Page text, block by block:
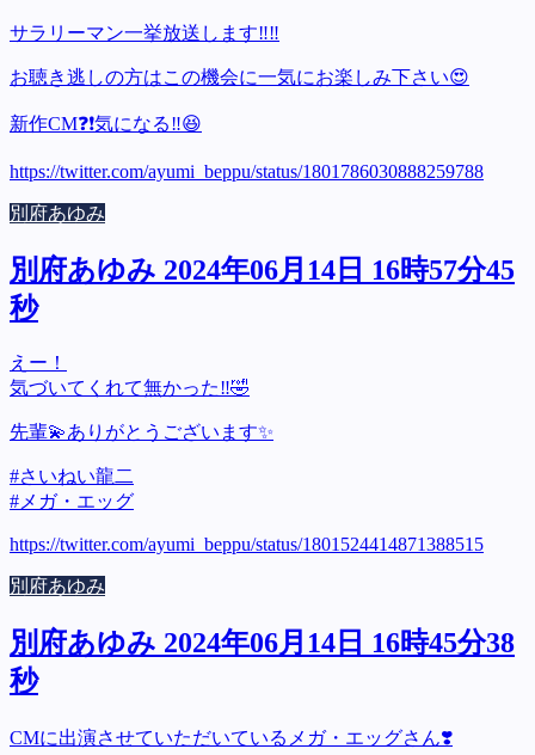
サラリーマン一挙放送します‼️‼️
お聴き逃しの方はこの機会に一気にお楽しみ下さい😍
新作CM❓❗️気になる‼️😆
https://twitter.com/ayumi_beppu/status/1801786030888259788
別府あゆみ
別府あゆみ 2024年06月14日 16時57分45
秒
えー！
気づいてくれて無かった‼️🤣
先輩💫ありがとうございます✨
#さいねい龍二
#メガ・エッグ
https://twitter.com/ayumi_beppu/status/1801524414871388515
別府あゆみ
別府あゆみ 2024年06月14日 16時45分38
秒
CMに出演させていただいているメガ・エッグさん❣️